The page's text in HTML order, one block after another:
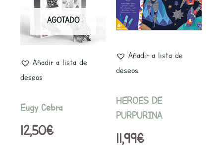
AGOTADO
Añadir a lista de
deseos
Eugy Cebra
12,50€
Añadir a lista de
deseos
HEROES DE
PURPURINA
11,99€